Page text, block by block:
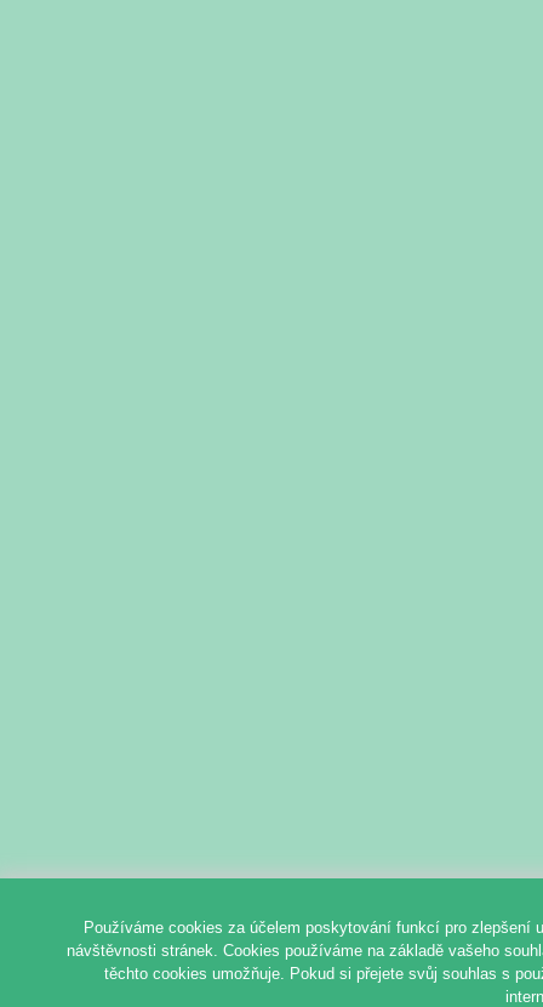
Používáme cookies za účelem poskytování funkcí pro zlepšení
návštěvnosti stránek. Cookies používáme na základě vašeho
těchto cookies umožňuje. Pokud si přejete svůj souhlas s